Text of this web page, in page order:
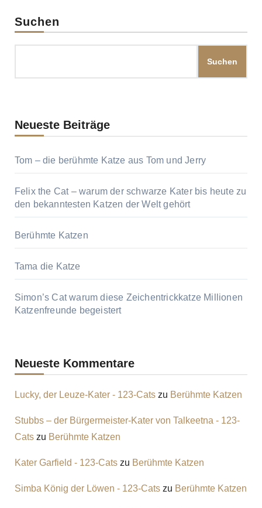
Suchen
Suchen
Neueste Beiträge
Tom – die berühmte Katze aus Tom und Jerry
Felix the Cat – warum der schwarze Kater bis heute zu
den bekanntesten Katzen der Welt gehört
Berühmte Katzen
Tama die Katze
Simon’s Cat warum diese Zeichentrickkatze Millionen
Katzenfreunde begeistert
Neueste Kommentare
Lucky, der Leuze-Kater - 123-Catszu Berühmte Katzen
Stubbs – der Bürgermeister-Kater von Talkeetna - 123-
Catszu Berühmte Katzen
Kater Garfield - 123-Catszu Berühmte Katzen
Simba König der Löwen - 123-Catszu Berühmte Katzen